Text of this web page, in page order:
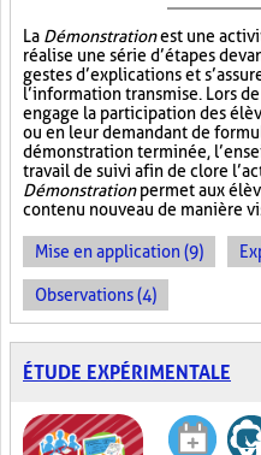
La Démonstrationest une
réalise une série d’étapes
gestes d’explications et
l’information transmise. Lors
engage la participation des
ou en leur demandant de
démonstration terminée,
travail de suivi afin de clore
Démonstrationpermet aux
contenu nouveau de manière
Mise en application (9)
Observations (4)
ÉTUDE EXPÉRIMENTALE